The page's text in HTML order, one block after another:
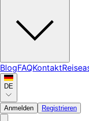
BlogFAQKontakt
DE
Anmelden Registrieren